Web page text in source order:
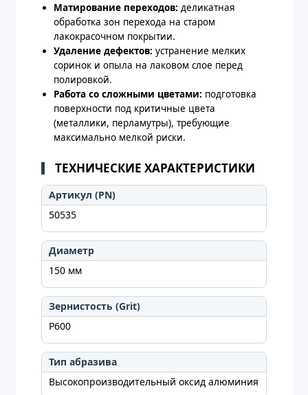
Матирование переходов: деликатная
обработка зон перехода на старом
лакокрасочном покрытии.
Удаление дефектов: устранение мелких
соринок и опыла на лаковом слое перед
полировкой.
Работа со сложными цветами: подготовка
поверхности под критичные цвета
(металлики, перламутры), требующие
максимально мелкой риски.
ТЕХНИЧЕСКИЕ ХАРАКТЕРИСТИКИ
Артикул (PN)
50535
Диаметр
150 мм
Зернистость (Grit)
P600
Тип абразива
Высокопроизводительный оксид алюминия